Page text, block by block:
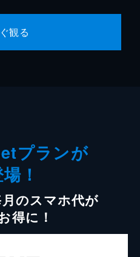
観る
プランが
！
のスマホ代が
得に！